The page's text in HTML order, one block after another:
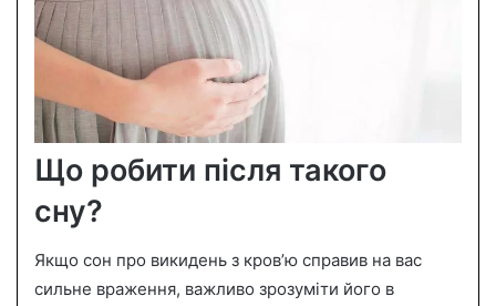
Що робити після такого
сну?
Якщо сон про викидень з кров’ю справив на вас
сильне враження, важливо зрозуміти його в